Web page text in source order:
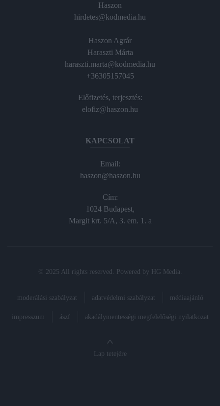
Haszon
hirdetes@kodmedia.hu
Haszon Agrár
Haraszti Márta
haraszti.marta@kodmedia.hu
+36305157045
Előfizetés, terjesztés:
elofiz@haszon.hu
KAPCSOLAT
Email:
haszon@haszon.hu
Cím:
1024 Budapest,
Margit krt. 5/A, 3. em. 1. a
© 2025 All rights reserved. Powered by HG Media
moderálási szabályzat adatvédelmi szabályzat médiaajánló
impresszum ászf akadálymentességi megfelelőségi nyilatkozat
Lap tetejére